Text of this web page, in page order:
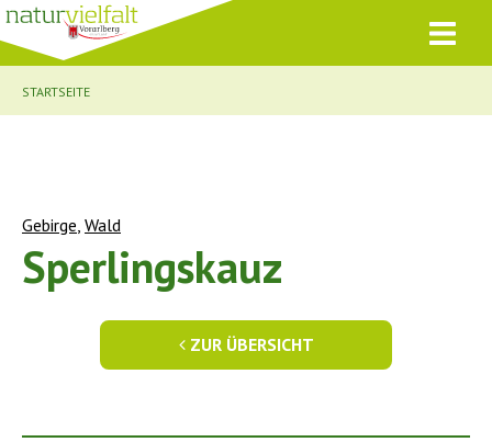
STARTSEITE
Gebirge, Wald
Sperlingskauz
ZUR ÜBERSICHT